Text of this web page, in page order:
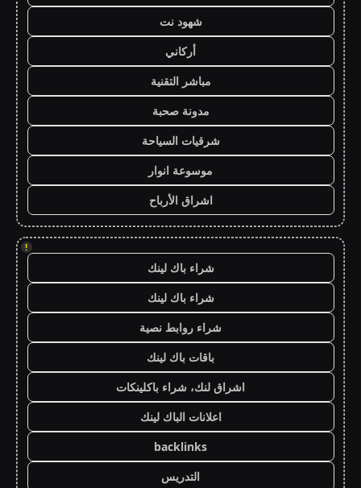
شهود نت
أركاني
مباشر التقنية
مدونة صحبة
شرقيات السياحة
موسوعة انوار
اشراق الأرباح
!
شراء باك لينك
شراء باك لينك
شراء روابط نصية
باقات باك لينك
اشراق لنك، شراء باكلينكات
اعلانات الباك لينك
backlinks
التدريس